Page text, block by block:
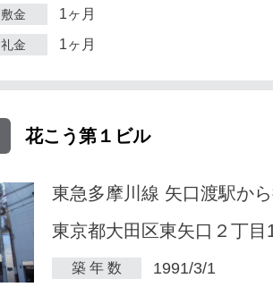
敷金 1ヶ月
礼金 1ヶ月
花こう第１ビル
東急多摩川線 矢口渡駅か
東京都大田区東矢口２丁目
築 年 数 1991/3/1